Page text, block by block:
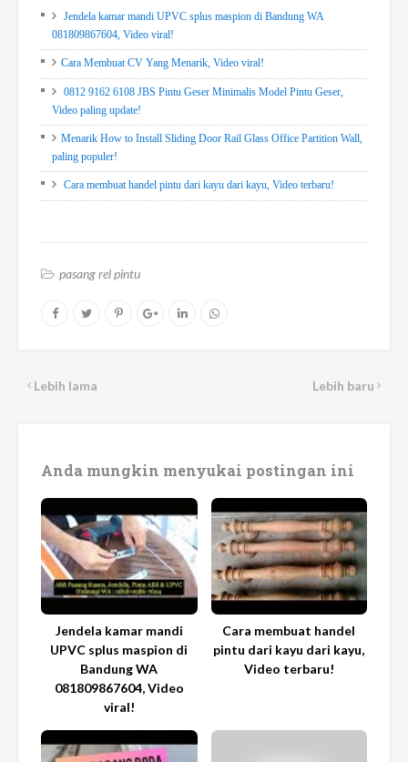
Jendela kamar mandi UPVC splus maspion di Bandung WA
081809867604, Video viral!
Cara Membuat CV Yang Menarik, Video viral!
0812 9162 6108 JBS Pintu Geser Minimalis Model Pintu Geser,
Video paling update!
Menarik How to Install Sliding Door Rail Glass Office Partition Wall,
paling populer!
Cara membuat handel pintu dari kayu dari kayu, Video terbaru!
pasang rel pintu
Lebih baru
Lebih lama
Anda mungkin menyukai postingan ini
Jendela kamar mandi
UPVC splus maspion di
Bandung WA
081809867604, Video
viral!
Cara membuat handel
pintu dari kayu dari kayu,
Video terbaru!